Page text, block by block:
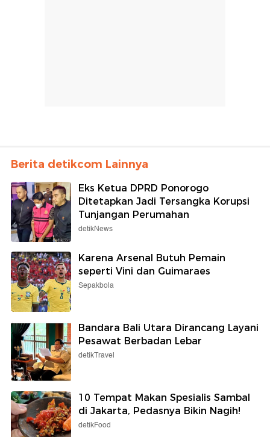
Berita detikcom Lainnya
Eks Ketua DPRD Ponorogo
Ditetapkan Jadi Tersangka Korupsi
Tunjangan Perumahan
detikNews
Karena Arsenal Butuh Pemain
seperti Vini dan Guimaraes
Sepakbola
Bandara Bali Utara Dirancang Layani
Pesawat Berbadan Lebar
detikTravel
10 Tempat Makan Spesialis Sambal
di Jakarta, Pedasnya Bikin Nagih!
detikFood